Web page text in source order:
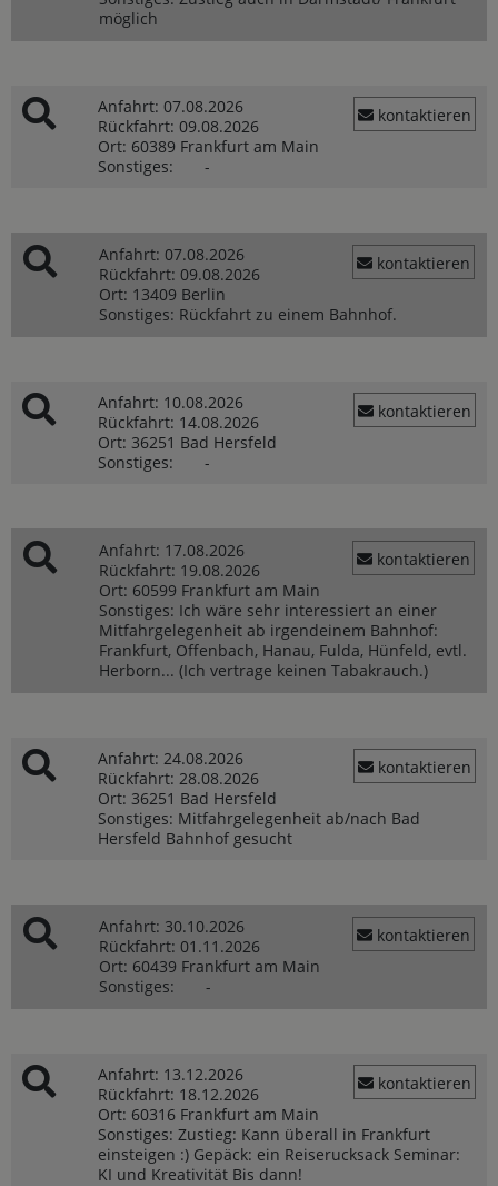
möglich
Anfahrt: 07.08.2026
Rückfahrt: 09.08.2026
Ort: 60389 Frankfurt am Main
Sonstiges:
-
kontaktieren
Anfahrt: 07.08.2026
Rückfahrt: 09.08.2026
Ort: 13409 Berlin
Sonstiges: Rückfahrt zu einem Bahnhof.
kontaktieren
Anfahrt: 10.08.2026
Rückfahrt: 14.08.2026
Ort: 36251 Bad Hersfeld
Sonstiges:
-
kontaktieren
Anfahrt: 17.08.2026
Rückfahrt: 19.08.2026
Ort: 60599 Frankfurt am Main
Sonstiges: Ich wäre sehr interessiert an einer
Mitfahrgelegenheit ab irgendeinem Bahnhof:
Frankfurt, Offenbach, Hanau, Fulda, Hünfeld, evtl.
Herborn... (Ich vertrage keinen Tabakrauch.)
kontaktieren
Anfahrt: 24.08.2026
Rückfahrt: 28.08.2026
Ort: 36251 Bad Hersfeld
Sonstiges: Mitfahrgelegenheit ab/nach Bad
Hersfeld Bahnhof gesucht
kontaktieren
Anfahrt: 30.10.2026
Rückfahrt: 01.11.2026
Ort: 60439 Frankfurt am Main
Sonstiges:
-
kontaktieren
Anfahrt: 13.12.2026
Rückfahrt: 18.12.2026
Ort: 60316 Frankfurt am Main
Sonstiges: Zustieg: Kann überall in Frankfurt
einsteigen :) Gepäck: ein Reiserucksack Seminar:
KI und Kreativität Bis dann!
kontaktieren